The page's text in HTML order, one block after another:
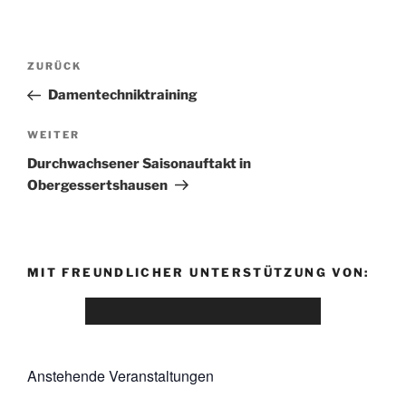
ZURÜCK
Damentechniktraining
WEITER
Durchwachsener Saisonauftakt in
Obergessertshausen
MIT FREUNDLICHER UNTERSTÜTZUNG VON:
Anstehende Veranstaltungen